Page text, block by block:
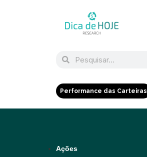
Performance das Carteiras
Ações